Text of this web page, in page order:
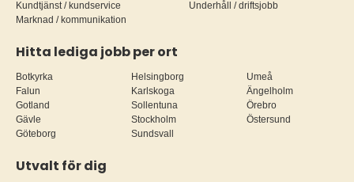
Kundtjänst / kundservice
Marknad / kommunikation
Underhåll / driftsjobb
Hitta lediga jobb per ort
Botkyrka
Falun
Gotland
Gävle
Göteborg
Helsingborg
Karlskoga
Sollentuna
Stockholm
Sundsvall
Umeå
Ängelholm
Örebro
Östersund
Utvalt för dig